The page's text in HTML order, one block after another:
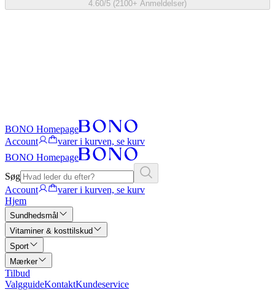
4.60/5 (2100+ Anmeldelser)
BONO Homepage
Account
varer i kurven, se kurv
BONO Homepage
Søg
Account
varer i kurven, se kurv
Hjem
Sundhedsmål
Vitaminer & kosttilskud
Sport
Mærker
Tilbud
ValgguideKontaktKundeservice